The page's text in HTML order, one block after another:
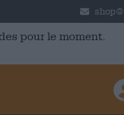
pour le moment.